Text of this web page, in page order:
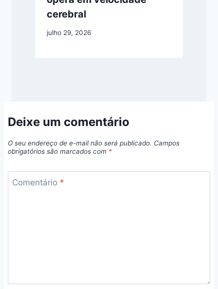
cerebral
julho 29, 2026
Deixe um comentário
O seu endereço de e-mail não será publicado. Campos
obrigatórios são marcados com *
Comentário *